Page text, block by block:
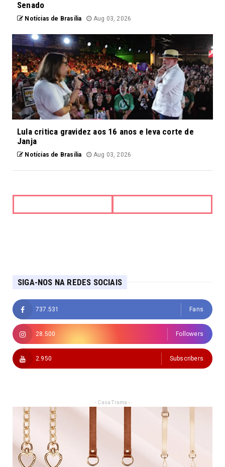
Senado
Notícias de Brasília Aug 03, 2026
Lula critica gravidez aos 16 anos e leva corte de
Janja
Notícias de Brasília Aug 03, 2026
SIGA-NOS NA REDES SOCIAIS
737.531 Fans
28.500 Followers
2.950 Subscribers
- Casa Trama -